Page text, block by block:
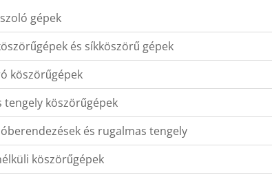
gépek
és síkköszörű gépek
köszörűgépek
tengely köszörűgépek
és rugalmas tengely
köszörűgépek